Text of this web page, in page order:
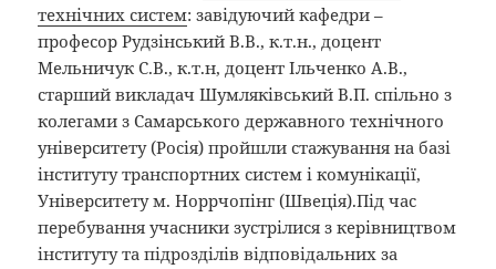
технічних систем: завідуючий кафедри –
професор Рудзінський В.В., к.т.н., доцент
Мельничук С.В., к.т.н, доцент Ільченко А.В.,
старший викладач Шумляківський В.П. спільно з
колегами з Самарського державного технічного
університету (Росія) пройшли стажування на базі
інституту транспортних систем і комунікації,
Університету м. Норрчопінг (Швеція).Під час
перебування учасники зустрілися з керівництвом
інституту та підрозділів відповідальних за